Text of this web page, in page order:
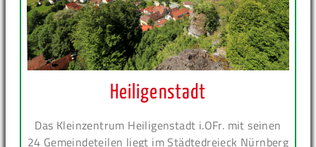
Heiligenstadt
Das Kleinzentrum Heiligenstadt i.OFr. mit seinen
24 Gemeindeteilen liegt im Städtedreieck Nürnberg